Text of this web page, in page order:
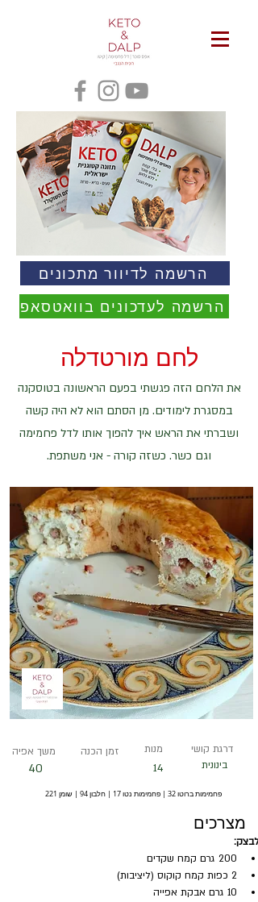
הרשמה לדיוור מתכונים
הרשמה לעדכונים בוואטסאפ
לחם מורטדלה
את הלחם הזה פגשתי בפעם הראשונה בטוסקנה
במסגרת לימודים. מן הסתם הוא לא היה קשה
ושברתי את הראש איך להפוך אותו לדל פחמימה
וגם כשר. כשזה קורה - אני משתפת.
משך אפיה
40
זמן הכנה דרגת קושי
מנות
בינונית
14
פחמימות ברוטו 32 | פחמימות נטו 17 | חלבון 94 | שומן 221
מצרכים
לבצק:
200 גרם קמח שקדים
2 כפות קמח קוקוס (ליציבות)
10 גרם אבקת אפייה